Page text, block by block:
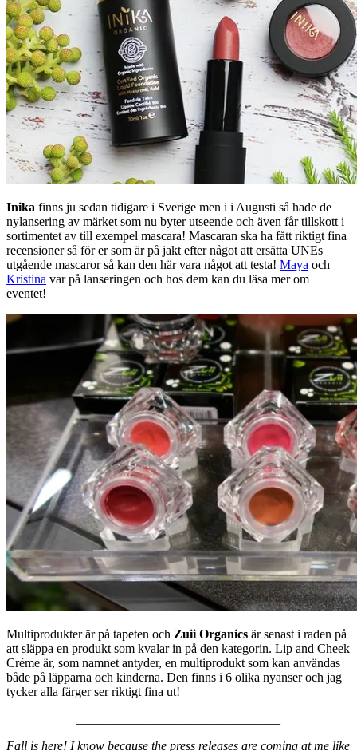
Inika finns ju sedan tidigare i Sverige men i i Augusti så hade de
nylansering av märket som nu byter utseende och även får tillskott i
sortimentet av till exempel mascara! Mascaran ska ha fått riktigt fina
recensioner så för er som är på jakt efter något att ersätta UNEs
utgående mascaror så kan den här vara något att testa! Maya och
Kristina var på lanseringen och hos dem kan du läsa mer om
eventet!
Multiprodukter är på tapeten och Zuii Organics är senast i raden på
att släppa en produkt som kvalar in på den kategorin. Lip and Cheek
Créme är, som namnet antyder, en multiprodukt som kan användas
både på läpparna och kinderna. Den finns i 6 olika nyanser och jag
tycker alla färger ser riktigt fina ut!
Fall is here! I know because the press releases are coming at me like